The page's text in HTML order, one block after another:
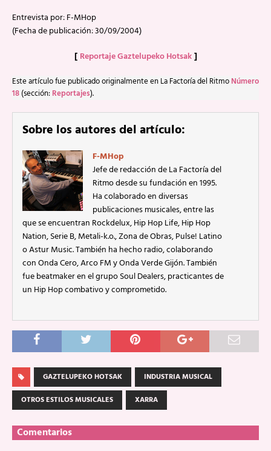
Entrevista por: F-MHop
(Fecha de publicación: 30/09/2004)
[ Reportaje Gaztelupeko Hotsak]
Este artículo fue publicado originalmente en La Factoría del Ritmo Número
18 (sección: Reportajes).
Sobre los autores del artículo:
F-MHop
Jefe de redacción de La Factoría del
Ritmo desde su fundación en 1995.
Ha colaborado en diversas
publicaciones musicales, entre las
que se encuentran Rockdelux, Hip Hop Life, Hip Hop
Nation, Serie B, Metali-k.o., Zona de Obras, Pulse! Latino
o Astur Music. También ha hecho radio, colaborando
con Onda Cero, Arco FM y Onda Verde Gijón. También
fue beatmaker en el grupo Soul Dealers, practicantes de
un Hip Hop combativo y comprometido.
GAZTELUPEKO HOTSAK
INDUSTRIA MUSICAL
OTROS ESTILOS MUSICALES
XARRA
Comentarios